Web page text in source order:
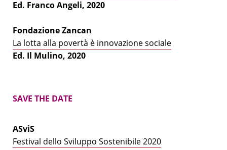
Ed. Franco Angeli, 2020
Fondazione Zancan
La lotta alla povertà è innovazione sociale
Ed. Il Mulino, 2020
SAVE THE DATE
ASviS
Festival dello Sviluppo Sostenibile 2020